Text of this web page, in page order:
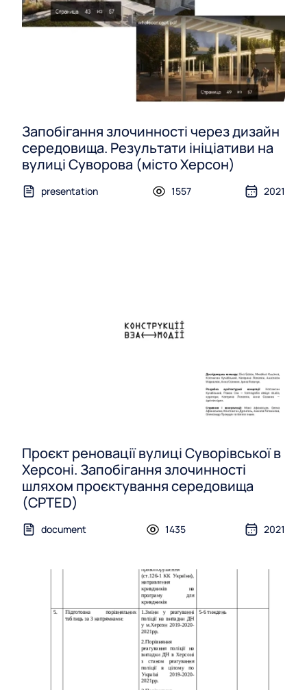
Запобігання злочинності через дизайн
середовища. Результати ініціативи на
вулиці Суворова (місто Херсон)
presentation 1557 2021
Проєкт реновації вулиці Суворівської в
Херсоні. Запобігання злочинності
шляхом проєктування середовища
(CPTED)
document 1435 2021